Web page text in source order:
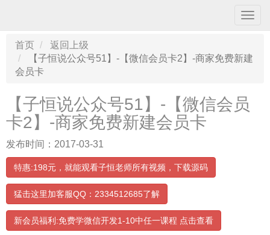
导
航
首页
返回上级
【子恒说公众号51】-【微信会员卡2】-商家免费新建
会员卡
【子恒说公众号51】-【微信会员
卡2】-商家免费新建会员卡
发布时间：2017-03-31
特惠:198元，就能观看子恒老师所有视频，下载源码
猛击这里加客服QQ：2334512685了解
新会员福利:免费学微信开发1-10中任一课程 点击查看
00:00:00 / 16:52